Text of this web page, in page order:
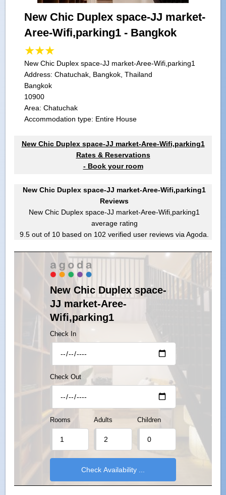
New Chic Duplex space-JJ market-
Aree-Wifi,parking1 - Bangkok
New Chic Duplex space-JJ market-Aree-Wifi,parking1
Address:Chatuchak, Bangkok, Thailand
Bangkok
10900
Area: Chatuchak
Accommodation type: Entire House
New Chic Duplex space-JJ market-Aree-Wifi,parking1
Rates & Reservations
- Book your room
New Chic Duplex space-JJ market-Aree-Wifi,parking1
Reviews
New Chic Duplex space-JJ market-Aree-Wifi,parking1
average rating
9.5 out of 10 based on 102 verified user reviews via Agoda.
New Chic Duplex space-
JJ market-Aree-
Wifi,parking1
Check In
Check Out
Rooms Adults Children